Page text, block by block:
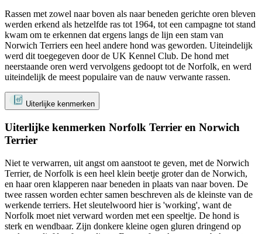
Rassen met zowel naar boven als naar beneden gerichte oren bleven
werden erkend als hetzelfde ras tot 1964, tot een campagne tot stand
kwam om te erkennen dat ergens langs de lijn een stam van
Norwich Terriers een heel andere hond was geworden. Uiteindelijk
werd dit toegegeven door de UK Kennel Club. De hond met
neerstaande oren werd vervolgens gedoopt tot de Norfolk, en werd
uiteindelijk de meest populaire van de nauw verwante rassen.
Uiterlijke kenmerken
Uiterlijke kenmerken Norfolk Terrier en Norwich
Terrier
Niet te verwarren, uit angst om aanstoot te geven, met de Norwich
Terrier, de Norfolk is een heel klein beetje groter dan de Norwich,
en haar oren klapperen naar beneden in plaats van naar boven. De
twee rassen worden echter samen beschreven als de kleinste van de
werkende terriers. Het sleutelwoord hier is 'working', want de
Norfolk moet niet verward worden met een speeltje. De hond is
sterk en wendbaar. Zijn donkere kleine ogen gluren dringend op